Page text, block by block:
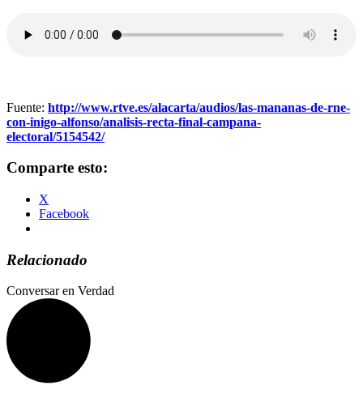
Fuente: http://www.rtve.es/alacarta/audios/las-mananas-de-rne-
con-inigo-alfonso/analisis-recta-final-campana-
electoral/5154542/
Comparte esto:
X
Facebook
Relacionado
Conversar en Verdad